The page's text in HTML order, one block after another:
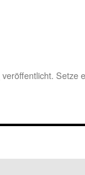
veröffentlicht. Setze